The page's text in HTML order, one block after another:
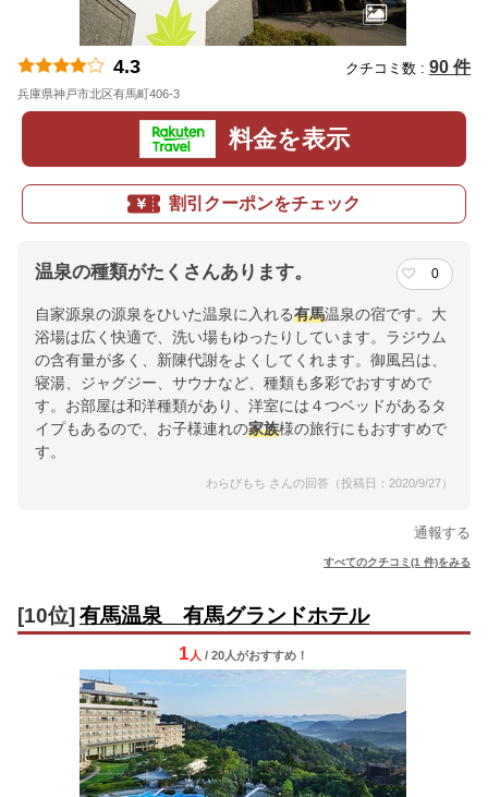
4.3 クチコミ数 : 90 件
兵庫県神戸市北区有馬町406-3
料金を表示
割引クーポンをチェック
温泉の種類がたくさんあります。 0
自家源泉の源泉をひいた温泉に入れる有馬温泉の宿です。大
浴場は広く快適で、洗い場もゆったりしています。ラジウム
の含有量が多く、新陳代謝をよくしてくれます。御風呂は、
寝湯、ジャグジー、サウナなど、種類も多彩でおすすめで
す。お部屋は和洋種類があり、洋室には４つベッドがあるタ
イプもあるので、お子様連れの家族様の旅行にもおすすめで
す。
わらびもち さんの回答（投稿日：2020/9/27）
通報する
すべてのクチコミ(1 件)をみる
[10位] 有馬温泉 有馬グランドホテル
1 人 / 20人がおすすめ！